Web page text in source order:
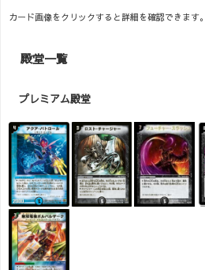
カード画像をクリックすると詳細を確認できます。
殿堂一覧
プレミアム殿堂